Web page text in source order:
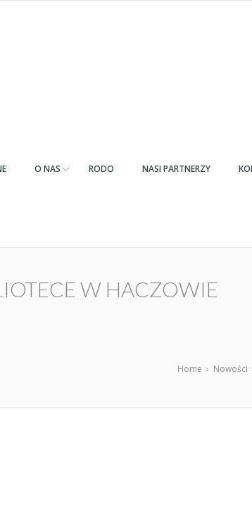
O NAS RODO NASI PARTNERZY
W HACZOWIE
Home › Nowości